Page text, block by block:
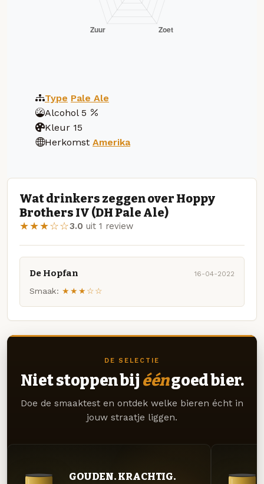
Type Pale Ale
Alcohol 5
Kleur 15
Herkomst Amerika
Wat drinkers zeggen over Hoppy
Brothers IV (DH Pale Ale)
★★★☆☆3.0 uit 1 review
De Hopfan 16-04-2022
Smaak: ★★★☆☆
DE SELECTIE
Niet stoppen bij ééngoed bier.
Doe de smaaktest en ontdek welke bieren écht in
jouw straatje liggen.
GOUDEN. KRACHTIG.